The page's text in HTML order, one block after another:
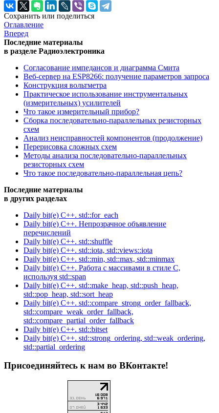
Сохранить или поделиться
Оглавление
Вперед
Последние материалы
в разделе Радиоэлектроника
Согласование импедансов и диаграмма Смита
Веб-сервер на ESP8266: получение параметров запроса
Конструкция вольтметра
Практическое использование инструментальных
(измерительных) усилителей
Что такое измерительный прибор?
Сборка последовательно-параллельных резисторных
схем
Анализ неисправностей компонентов (продолжение)
Перерисовка сложных схем
Методы анализа последовательно-параллельных
резисторных схем
Что такое последовательно-параллельная цепь?
Последние материалы
в других разделах
Daily bit(e) C++. std::for_each
Daily bit(e) C++. Непрозрачное объявление
перечислений
Daily bit(e) C++. std::shuffle
Daily bit(e) C++. std::iota, std::views::iota
Daily bit(e) C++. std::min, std::max, std::minmax
Daily bit(e) C++. Работа с массивами в стиле C,
используя std::span
Daily bit(e) C++. std::make_heap, std::push_heap,
std::pop_heap, std::sort_heap
Daily bit(e) C++. std::compare_strong_order_fallback,
std::compare_weak_order_fallback,
std::compare_partial_order_fallback
Daily bit(e) C++. std::bitset
Daily bit(e) C++. std::strong_ordering, std::weak_ordering,
std::partial_ordering
Присоединяйтесь к нам во ВКонтакте!